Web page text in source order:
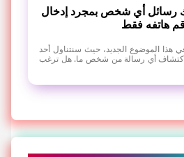
رسائل أي شخص بمجرد إدخال
هاتفه فقط
هذا الموضوع الجديد، حيث سنتناول أحد
اكتشاف أي رسالة من شخص ما. هل ترغب